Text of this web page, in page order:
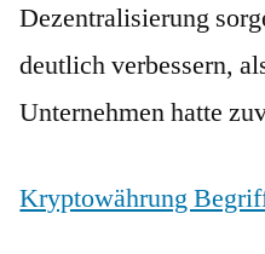
Dezentralisierung
deutlich verbessern,
Unternehmen hatte
Kryptowährung